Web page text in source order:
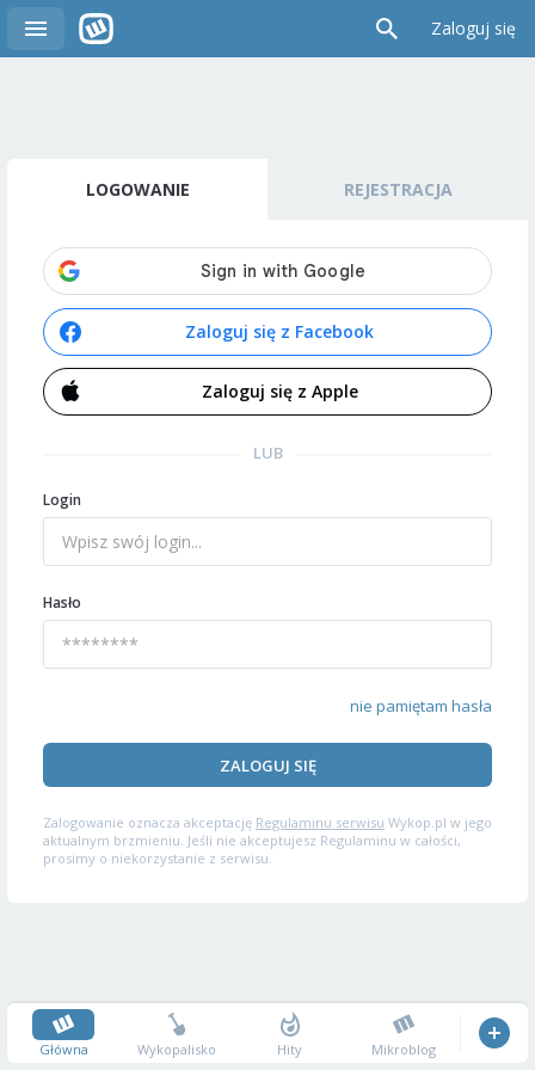
Zaloguj się
LOGOWANIE REJESTRACJA
Zaloguj się z Facebook
Zaloguj się z Apple
LUB
Login
Hasło
nie pamiętam hasła
ZALOGUJ SIĘ
Zalogowanie oznacza akceptację Regulaminu serwisu Wykop.pl w jego
aktualnym brzmieniu. Jeśli nie akceptujesz Regulaminu w całości,
prosimy o niekorzystanie z serwisu.
Główna Wykopalisko Hity Mikroblog